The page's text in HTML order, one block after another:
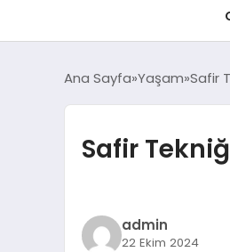
Ana Sayfa Yaşam Safir
Safir
admin
22 Ekim 2024